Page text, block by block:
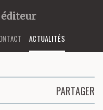
éditeur
ACTUALITÉS
PARTAGER